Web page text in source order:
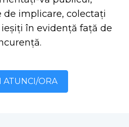
implicare, colectați
în evidență față de
ATUNCI/ORA